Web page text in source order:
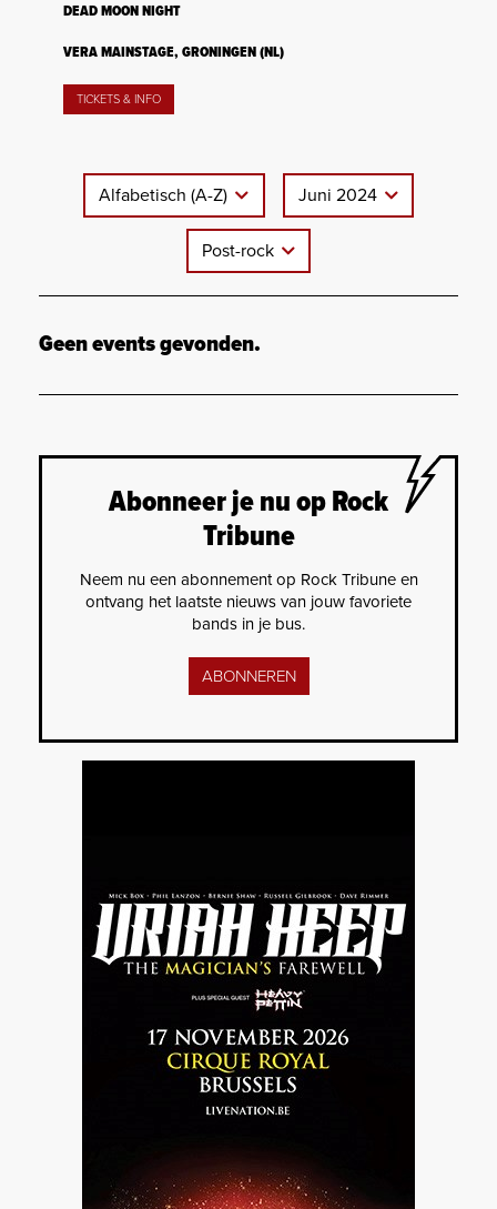
DEAD MOON NIGHT
VERA MAINSTAGE, GRONINGEN (NL)
TICKETS & INFO
Alfabetisch (A-Z) Juni 2024
Post-rock
Geen events gevonden.
Abonneer je nu op Rock
Tribune
Neem nu een abonnement op Rock Tribune en
ontvang het laatste nieuws van jouw favoriete
bands in je bus.
ABONNEREN